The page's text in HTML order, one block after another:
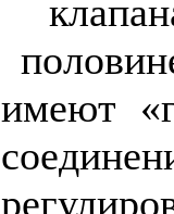
имеют